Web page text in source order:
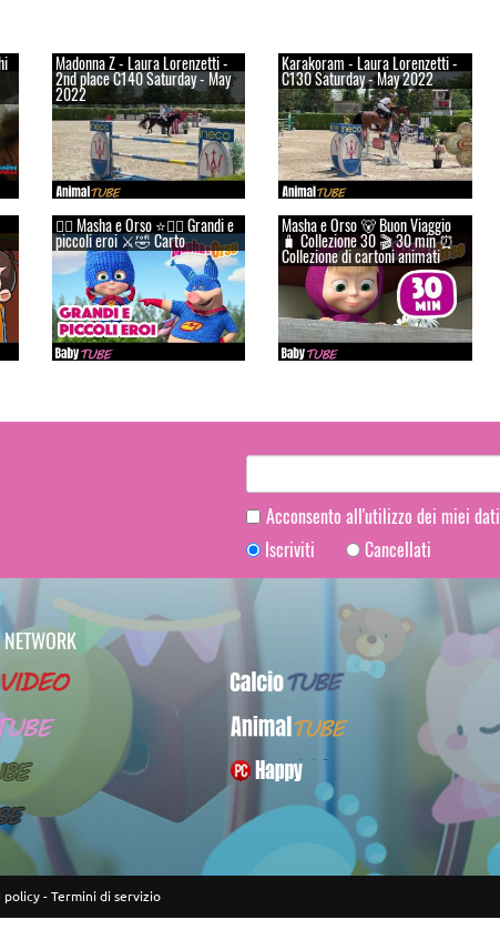
Madonna Z - Laura Lorenzetti -
2nd place C140 Saturday - May
2022
Karakoram - Laura Lorenzetti -
C130 Saturday - May 2022
👱‍♀️ Masha e Orso ⭐🦸‍♀️ Grandi e
piccoli eroi ⚔️🤣 Carto
Masha e Orso 🐻 Buon Viaggio
🧳 Сollezione 30 🎬 30 min ⏰
Collezione di cartoni animati
Acconsento all'utilizzo dei miei dati
Iscriviti
Cancellati
CalcioTUBE
AnimalTUBE
PcHappy
policy-Termini di servizio